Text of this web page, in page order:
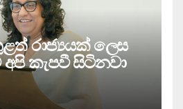
රාජ්‍යයක් ලෙස
කැපවී සිටිනවා